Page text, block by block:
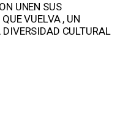
UNEN SUS
VUELVA , UN
CULTURAL